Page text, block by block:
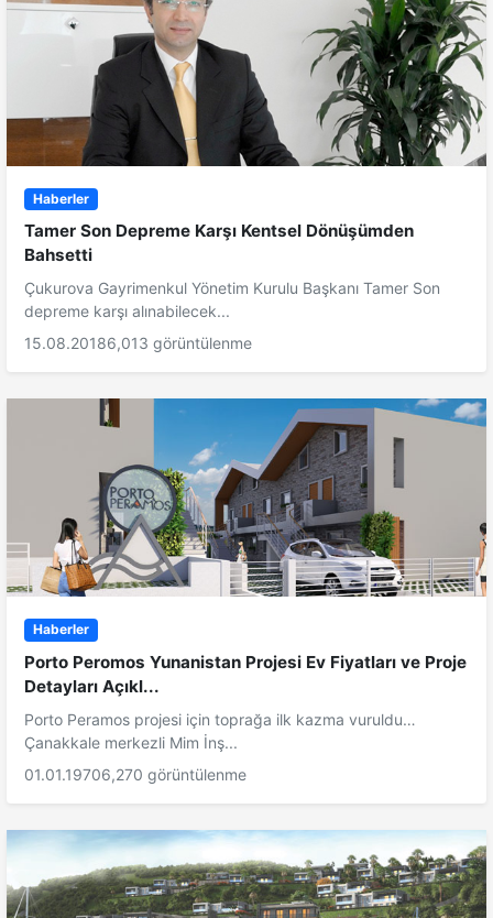
Haberler
Tamer Son Depreme Karşı Kentsel Dönüşümden
Bahsetti
Çukurova Gayrimenkul Yönetim Kurulu Başkanı Tamer Son
depreme karşı alınabilecek...
15.08.20186,013 görüntülenme
Haberler
Porto Peromos Yunanistan Projesi Ev Fiyatları ve Proje
Detayları Açıkl...
Porto Peramos projesi için toprağa ilk kazma vuruldu…
Çanakkale merkezli Mim İnş...
01.01.19706,270 görüntülenme